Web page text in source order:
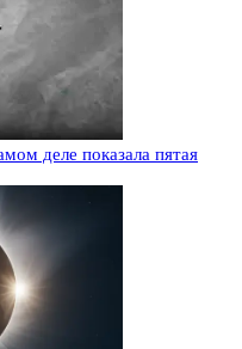
деле показала пятая